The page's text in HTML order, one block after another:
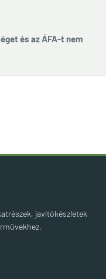
és az ÁFA-t nem
javítókészletek